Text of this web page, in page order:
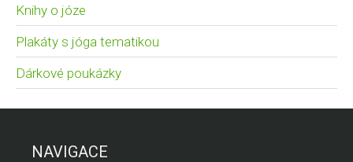
Knihy o józe
Plakáty s jóga tematikou
Dárkové poukázky
NAVIGACE